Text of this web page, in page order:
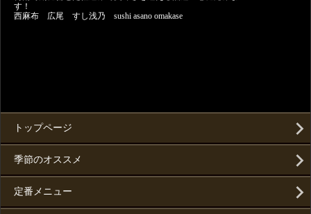
す
西麻布 広尾 すし浅乃 sushi asano omakase
トップページ
季節のオススメ
定番メニュー